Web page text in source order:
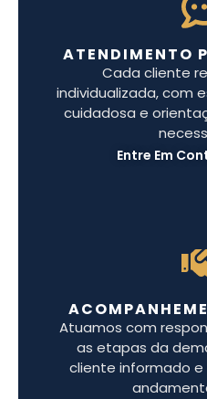
ATENDIMENTO
Cada cliente
individualizada, com
cuidadosa e
Entre Em
Atuamos com
as etapas da
cliente informado